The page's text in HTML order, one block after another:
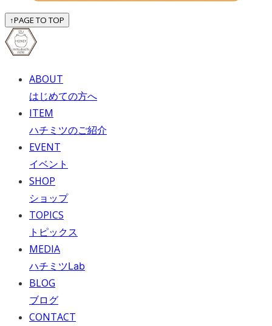
↑PAGE TO TOP
ABOUT
はじめての方へ
ITEM
ハチミツのご紹介
EVENT
イベント
SHOP
ショップ
TOPICS
トピックス
MEDIA
ハチミツLab
BLOG
ブログ
CONTACT